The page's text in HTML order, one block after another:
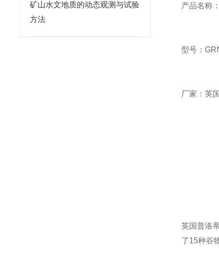
矿山水文地质的动态观测与试验
方法
产品名称
型号：
厂家：英
英国普洛
了15种谷